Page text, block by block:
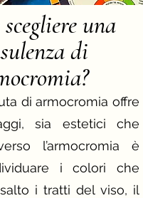
scegliere una
di
di armocromia offre
sia estetici che
l’armocromia è
i colori che
i tratti del viso, il